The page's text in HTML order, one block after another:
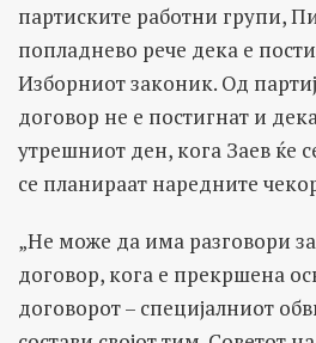
партиските работни групи,
попладнево рече дека е
Изборниот законик. Од
договор не е постигнат и
утрешниот ден, кога Заев ќе
се планираат наредните
„Не може да има разговори
договор, кога е прекршена
договорот – специјалниот